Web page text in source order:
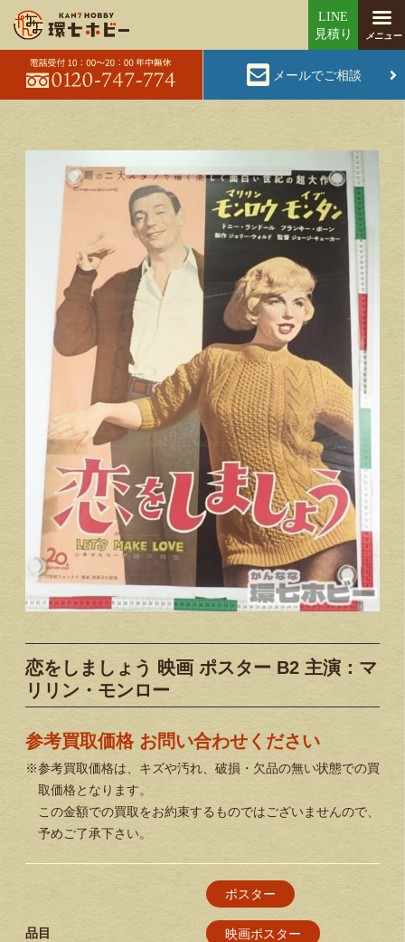
メールでご相談
恋をしましょう 映画 ポスター B2 主演：マ
リリン・モンロー
参考買取価格 お問い合わせください
※参考買取価格は、キズや汚れ、破損・欠品の無い状態での買
取価格となります。
この金額での買取をお約束するものではございませんので、
予めご了承下さい。
品目
ポスター
映画ポスター